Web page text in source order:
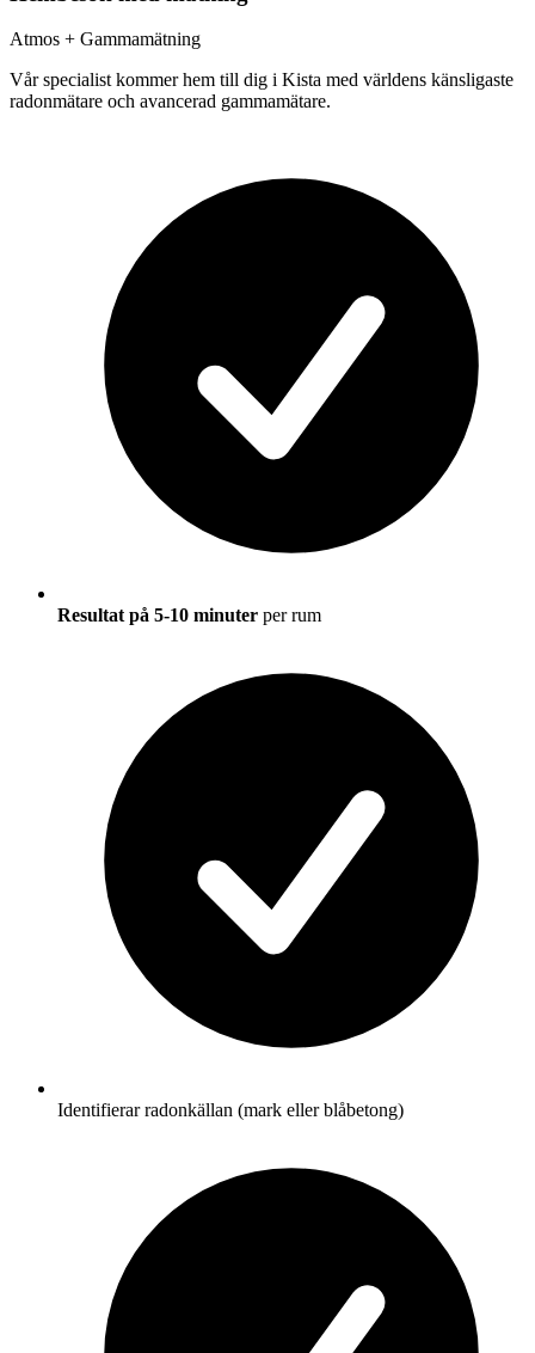
Atmos + Gammamätning
Vår specialist kommer hem till dig i Kista med världens känsligaste
radonmätare och avancerad gammamätare.
Resultat på 5-10 minuter per rum
Identifierar radonkällan (mark eller blåbetong)